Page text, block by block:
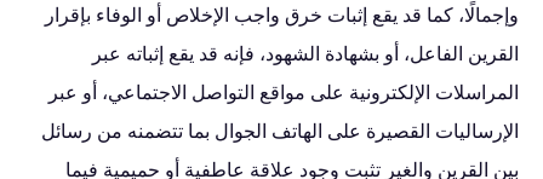
وإجمالًا، كما قد يقع إثبات خرق واجب الإخلاص أو الوفاء بإقرار
القرين الفاعل، أو بشهادة الشهود، فإنه قد يقع إثباته عبر
المراسلات الإلكترونية على مواقع التواصل الاجتماعي، أو عبر
الإرساليات القصيرة على الهاتف الجوال بما تتضمنه من رسائل
بين القرين والغير تثبت وجود علاقة عاطفية أو حميمية فيما